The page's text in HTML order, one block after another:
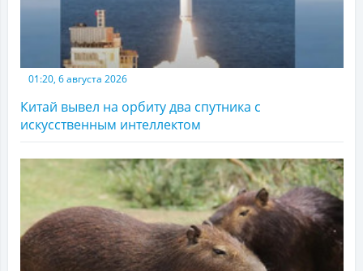
01:20, 6 августа 2026
Китай вывел на орбиту два спутника с
искусственным интеллектом